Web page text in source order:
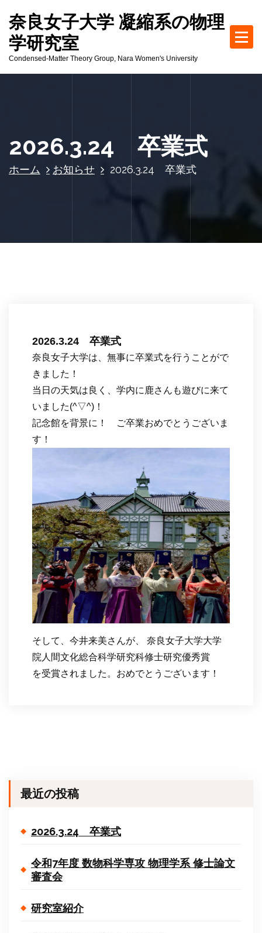
へ
奈良女子大学 凝縮系の物理
学研究室
Condensed-Matter Theory Group, Nara Women's University
2026.3.24 卒業式
ホーム お知らせ 2026.3.24 卒業式
2026.3.24 卒業式
奈良女子大学は、無事に卒業式を行うことがで
きました！
当日の天気は良く、学内に鹿さんも遊びに来て
いました(^▽^)！
記念館を背景に！ ご卒業おめでとうございま
す！
そして、今井来美さんが、 奈良女子大学大学
院人間文化総合科学研究科修士研究優秀賞
を受賞されました。おめでとうございます！
最近の投稿
2026.3.24 卒業式
令和7年度 数物科学専攻 物理学系 修士論文
審査会
研究室紹介